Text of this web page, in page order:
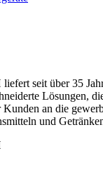
seit über 35
Lösungen,
Kunden an die
und